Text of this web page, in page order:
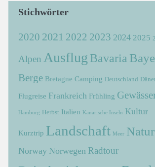
Stichwörter
2020 2021 2022 2023 2024 2025
Alpen Ausflug Bavaria
Berge Bretagne Camping Deutschland
Flugreise Frankreich Frühling
Hamburg Herbst Italien Kanarische Inseln Kultur
Kurztrip Landschaft Meer Natur
Norway Norwegen Radtour